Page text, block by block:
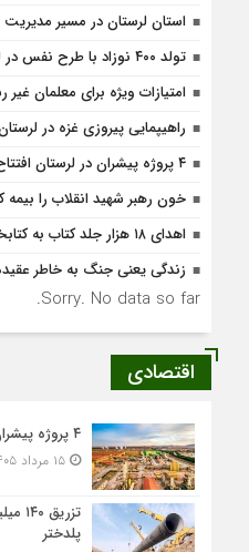
استان لرستان در مسیر
تولد ۴۰۰ نوزاد با طرح نفس در لرستان
امتیازات ویژه برای معلمان
راهیپمایی پیروزی غزه در
۴ پروژه پیشران در لرستان افتتاح می‌شود
خون رهبر شهید انقلاب را بیمه
اهدای ۱۸ هزار جلد کتاب به کتابخانه‌های لرستان
زندگی یعنی جنگ به‌ خاطر
Sorry. No data so far.
اقتصادی
۴ پروژه پیشران در لرستان افتتاح می‌شود
۱۵ مرداد ۱۴۰۵ - ۱۴:۴۰
پلدختر